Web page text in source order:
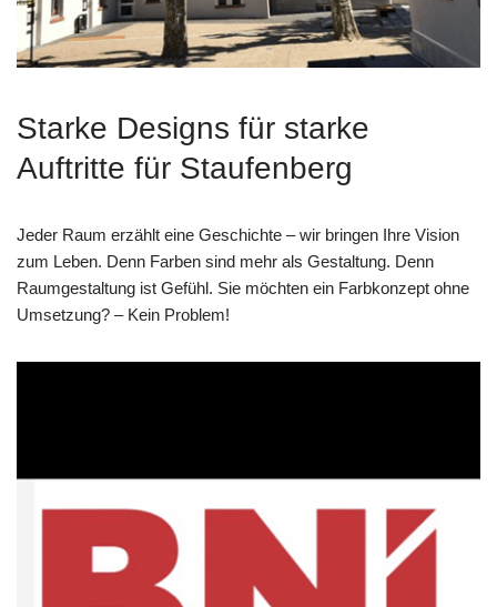
Starke Designs für starke
Auftritte für Staufenberg
Jeder Raum erzählt eine Geschichte – wir bringen Ihre Vision
zum Leben. Denn Farben sind mehr als Gestaltung. Denn
Raumgestaltung ist Gefühl. Sie möchten ein Farbkonzept ohne
Umsetzung? – Kein Problem!